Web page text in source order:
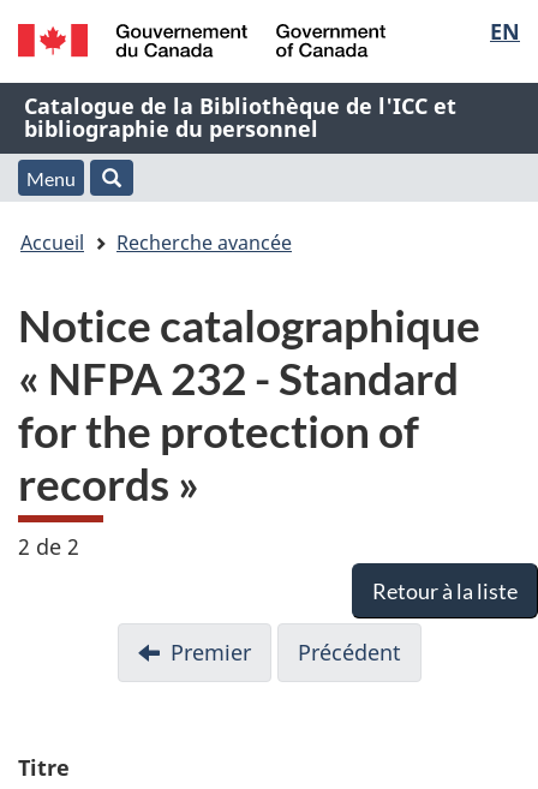
Passer
au
contenu
principal
Passer
à
« À
propos
de
application
Passer
à
la
version
HTML
de
la
EN
/
Government
of
Canada
Nom
de
l'application
Web
Catalogue de la Bibliothèque de l'ICC et
bibliographie du personnel
Menu
et
Menu
Vous
ici
Accueil Recherche avancée
Notice catalographique
« NFPA 232 - Standard
for the protection of
records »
2 de 2
Retour à la liste
Premier Précédent
Titre